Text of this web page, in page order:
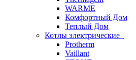
WARME
Комфортный Дом
Теплый Дом
Котлы электрические
Protherm
Vaillant